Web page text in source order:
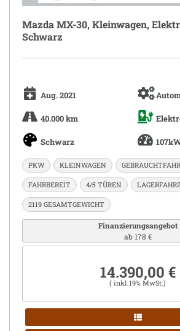
Mazda MX-30, Kleinwagen,
Schwarz
Aug. 2021
40.000 km
Schwarz
PKW KLEINWAGEN
FAHRBEREIT 4/5 TÜREN
2119 GESAMTGEWICHT
Finanzierungsangebot
ab 178 €
14.390,00 €
( inkl.19% MwSt.)